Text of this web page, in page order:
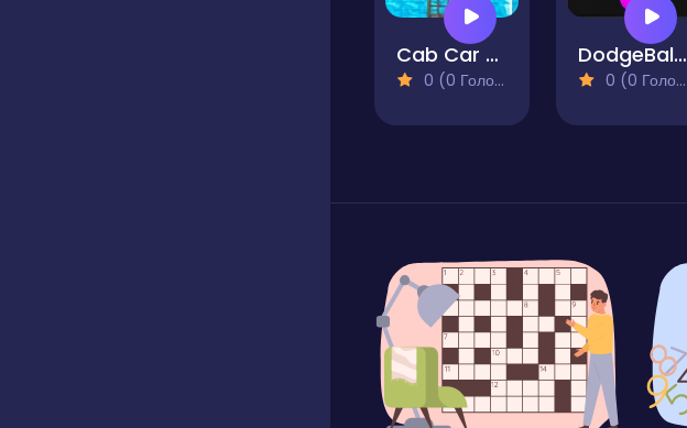
Cab Car - Taxi Driving & Passenger Pickup
0 (0 Голосів)
DodgeBall Frenzy
0 (0 Голосів)